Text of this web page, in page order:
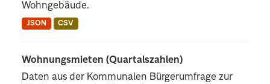
Wohngebäude.
JSON CSV
Wohnungsmieten (Quartalszahlen)
Daten aus der Kommunalen Bürgerumfrage zur